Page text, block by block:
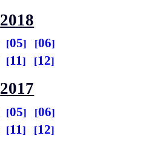
2018
05
06
11 12
2017
05
06
11 12